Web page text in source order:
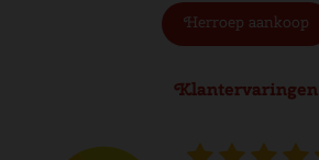
Herroep aankoop
Klantervaringen